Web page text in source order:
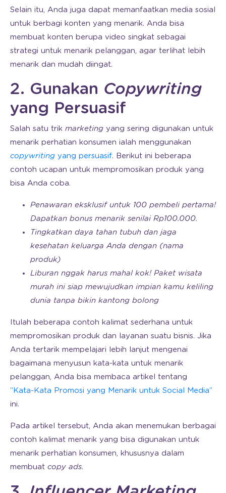
Selain itu, Anda juga dapat memanfaatkan media sosial
untuk berbagi konten yang menarik. Anda bisa
membuat konten berupa video singkat sebagai
strategi untuk menarik pelanggan, agar terlihat lebih
menarik dan mudah diingat.
2. Gunakan Copywriting
yang Persuasif
Salah satu trik marketing yang sering digunakan untuk
menarik perhatian konsumen ialah menggunakan
copywriting yang persuasif. Berikut ini beberapa
contoh ucapan untuk mempromosikan produk yang
bisa Anda coba.
Penawaran eksklusif untuk 100 pembeli pertama!
Dapatkan bonus menarik senilai Rp100.000.
Tingkatkan daya tahan tubuh dan jaga
kesehatan keluarga Anda dengan (nama
produk)
Liburan nggak harus mahal kok! Paket wisata
murah ini siap mewujudkan impian kamu keliling
dunia tanpa bikin kantong bolong
Itulah beberapa contoh kalimat sederhana untuk
mempromosikan produk dan layanan suatu bisnis. Jika
Anda tertarik mempelajari lebih lanjut mengenai
bagaimana menyusun kata-kata untuk menarik
pelanggan, Anda bisa membaca artikel tentang
“Kata-Kata Promosi yang Menarik untuk Social Media”
ini.
Pada artikel tersebut, Anda akan menemukan berbagai
contoh kalimat menarik yang bisa digunakan untuk
menarik perhatian konsumen, khususnya dalam
membuat copy ads.